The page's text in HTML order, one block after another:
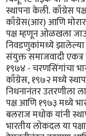
स्थापना केली. काँग्रेस
काँग्रेस(आर) आणि
पक्ष म्हणून ओळखला
निवडणुकांमध्ये झालेल्या
संयुक्त समाजवादी एकत्र
१९७४ - चरणसिंगांचा
काँग्रेस, १९७२ मध्ये
निधनानंतर उतरणीला
पक्ष आणि १९७३ मध्ये
बलराज मधोक यांनी
भारतीय लोकदल या